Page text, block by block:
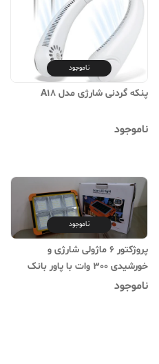
ناموجود
پنکه گردنی شارژی مدل A18
ناموجود
ناموجود
پروژکتور ۶ ماژولی شارژی و
خورشیدی 300 وات با پاور بانک
مدل : Solar LED Light
ناموجود